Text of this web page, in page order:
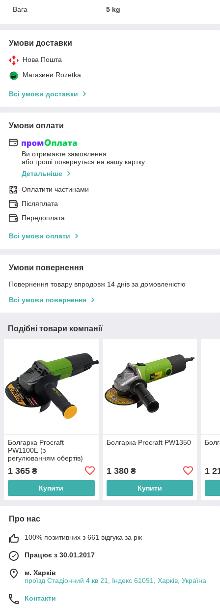
Вага
5 kg
Умови доставки
Нова Пошта
Магазини Rozetka
Всі умови доставки
Умови оплати
Ви отримаєте замовлення
або гроші повернуться на вашу картку
Детальніше
Оплатити частинами
Післяплата
Передоплата
Всі умови оплати
Умови повернення
Повернення товару впродовж 14 днів за домовленістю
Всі умови повернення
Подібні товари компанії
Болгарка Procraft
PW1100Е (з
регулюванням обертів)
1 365 ₴
Купити
Болгарка Procraft PW1350
1 380₴
Купити
1
Про нас
100% позитивних з 661 відгука за рік
Працює з 30.01.2017
м. Харків
проїзд Стадіонний 4 кв 21, Індекс 61091, Харків, Україна
Контакти